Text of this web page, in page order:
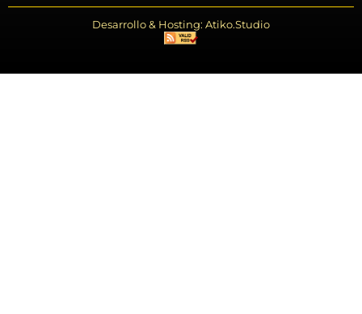
Desarrollo & Hosting: Atiko.Studio